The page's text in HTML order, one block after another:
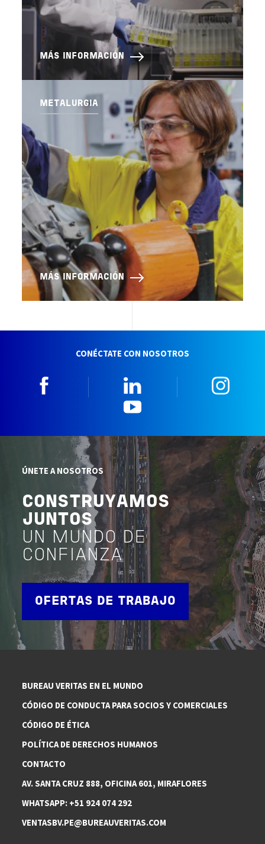
MÁS INFORMACIÓN
METALURGIA
MÁS INFORMACIÓN
CONÉCTATE CON NOSOTROS
ÚNETE A NOSOTROS
CONSTRUYAMOS
JUNTOS
UN MUNDO DE
CONFIANZA
OFERTAS DE TRABAJO
BUREAU VERITAS EN EL MUNDO
CÓDIGO DE CONDUCTA PARA SOCIOS Y COMERCIALES
CÓDIGO DE ÉTICA
POLÍTICA DE DERECHOS HUMANOS
CONTACTO
AV. SANTA CRUZ 888, OFICINA 601, MIRAFLORES
WHATSAPP: +51 924 074 292
VENTASBV.PE@BUREAUVERITAS.COM